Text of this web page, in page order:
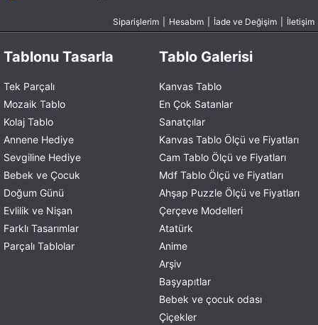
Siparişlerim Hesabım İade ve Değişim İletişim
Tablonu Tasarla
Tek Parçalı
Mozaik Tablo
Kolaj Tablo
Annene Hediye
Sevgiline Hediye
Bebek ve Çocuk
Doğum Günü
Evlilik ve Nişan
Farklı Tasarımlar
Parçalı Tablolar
Tablo Galerisi
Kanvas Tablo
En Çok Satanlar
Sanatçılar
Kanvas Tablo Ölçü ve Fiyatları
Cam Tablo Ölçü ve Fiyatları
Mdf Tablo Ölçü ve Fiyatları
Ahşap Puzzle Ölçü ve Fiyatları
Çerçeve Modelleri
Atatürk
Anime
Arşiv
Başyapıtlar
Bebek ve çocuk odası
Çiçekler